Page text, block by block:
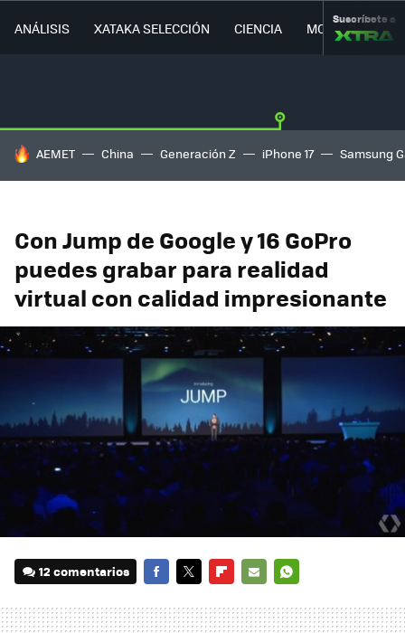
ANÁLISIS XATAKA SELECCIÓN CIENCIA MOVILIDAD
Suscríbete a
HOY SE HABLA DE
AEMET China Generación Z iPhone 17 Samsung
Con Jump de Google y 16 GoPro
puedes grabar para realidad
virtual con calidad impresionante
12 comentarios
MAIL